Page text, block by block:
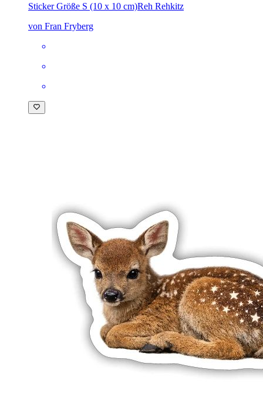
Sticker Größe S (10 x 10 cm)Reh Rehkitz
von Fran Fryberg